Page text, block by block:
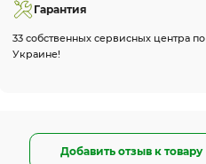
Гарантия
33 собственных сервисных центра по
Украине!
Добавить отзыв к товару